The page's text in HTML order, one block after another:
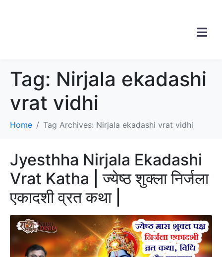
Tag: Nirjala ekadashi
vrat vidhi
Home Tag Archives: Nirjala ekadashi vrat vidhi
Jyesthha Nirjala Ekadashi
Vrat Katha | ज्येष्ठ शुक्ला निर्जला
एकादशी व्रत कथा |